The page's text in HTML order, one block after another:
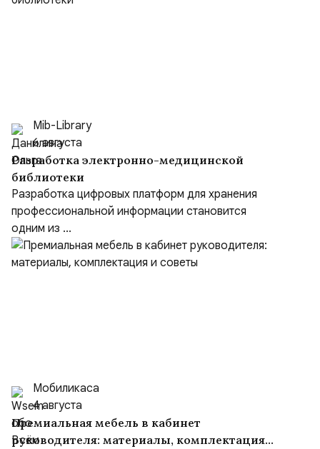
Mib-Library
6 августа
Разработка электронно-медицинской
библиотеки
Разработка цифровых платформ для хранения
профессиональной информации становится
одним из ...
Мобиликаса
4 августа
Премиальная мебель в кабинет
руководителя: материалы, комплектация